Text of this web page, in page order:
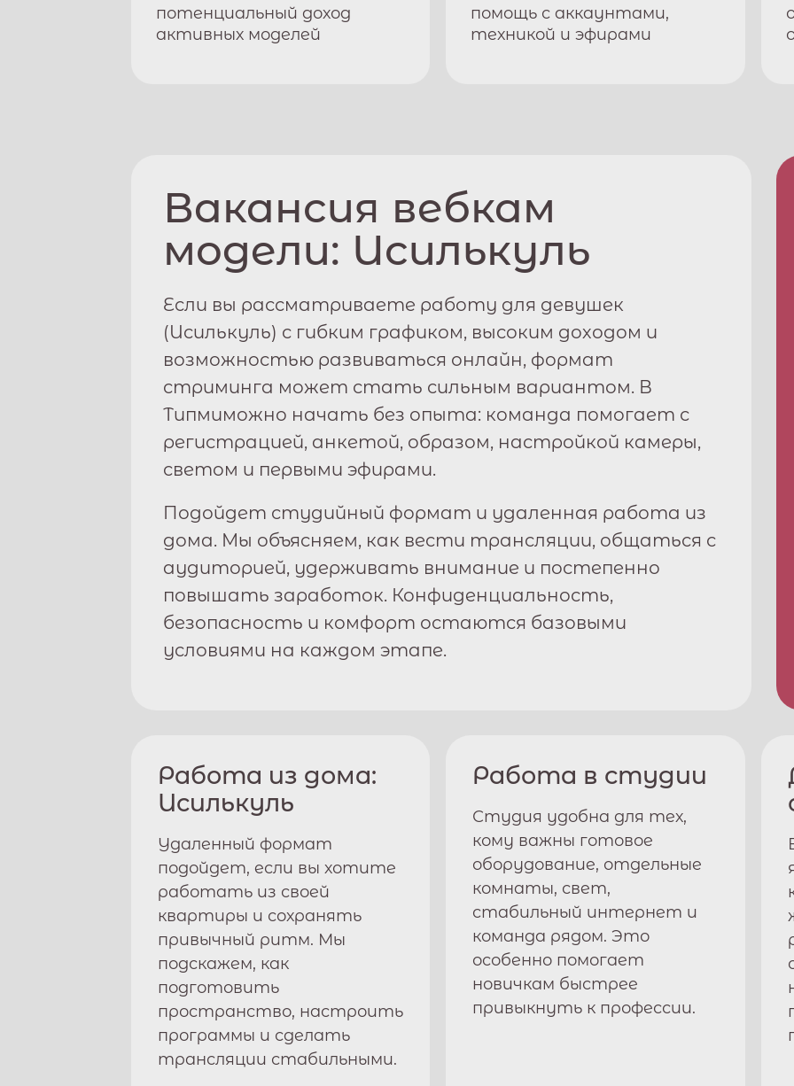
потенциальный доход
активных моделей
помощь с аккаунтами,
техникой и эфирами
Вакансия вебкам
модели: Исилькуль
Если вы рассматриваете работу для девушек
(Исилькуль) с гибким графиком, высоким доходом и
возможностью развиваться онлайн, формат
стриминга может стать сильным вариантом. В
Типмиможно начать без опыта: команда помогает с
регистрацией, анкетой, образом, настройкой камеры,
светом и первыми эфирами.
Подойдет студийный формат и удаленная работа из
дома. Мы объясняем, как вести трансляции, общаться с
аудиторией, удерживать внимание и постепенно
повышать заработок. Конфиденциальность,
безопасность и комфорт остаются базовыми
условиями на каждом этапе.
Работа из дома:
Исилькуль
Удаленный формат
подойдет, если вы хотите
работать из своей
квартиры и сохранять
привычный ритм. Мы
подскажем, как
подготовить
пространство, настроить
программы и сделать
трансляции стабильными.
Работа в студии
Студия удобна для тех,
кому важны готовое
оборудование, отдельные
комнаты, свет,
стабильный интернет и
команда рядом. Это
особенно помогает
новичкам быстрее
привыкнуть к профессии.